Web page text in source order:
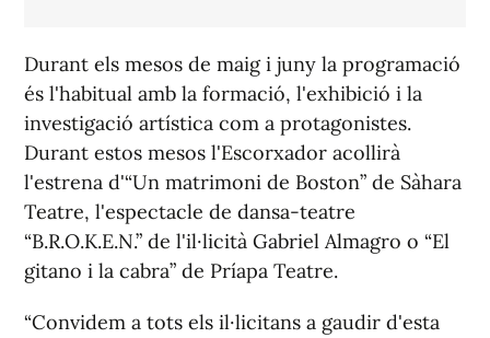
Durant els mesos de maig i juny la programació
és l'habitual amb la formació, l'exhibició i la
investigació artística com a protagonistes.
Durant estos mesos l'Escorxador acollirà
l'estrena d'“Un matrimoni de Boston” de Sàhara
Teatre, l'espectacle de dansa-teatre
“B.R.O.K.E.N.” de l'il·licità Gabriel Almagro o “El
gitano i la cabra” de Príapa Teatre.
“Convidem a tots els il·licitans a gaudir d'esta